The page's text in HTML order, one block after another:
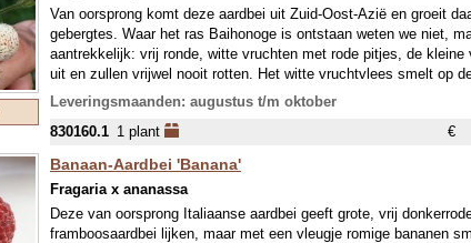
Van oorsprong komt deze aardbei uit Zuid-Oost-Azië en groeit
gebergtes. Waar het ras Baihonoge is ontstaan weten we niet,
aantrekkelijk: vrij ronde, witte vruchten met rode pitjes, de kleine
uit en zullen vrijwel nooit rotten. Het witte vruchtvlees smelt op
de perzik en abrikoos. Voorzichtig vervoeren!
Onze collectie aardbeien bestaat voor een deel uit zeldzame
mondjesmaat leverbaar zijn. In juli wordt jaarlijks een nieuwe
welke in september wordt geleverd. In april-mei kunnen we een
Leveringsmaanden: augustus t/m oktober
830160.1 1 plant €
Banaan-Aardbei 'Banana'
Fragaria x ananassa
Deze van oorsprong Italiaanse aardbei geeft grote, vrij
framboosaardbei lijken, maar met een vleugje romige bananen